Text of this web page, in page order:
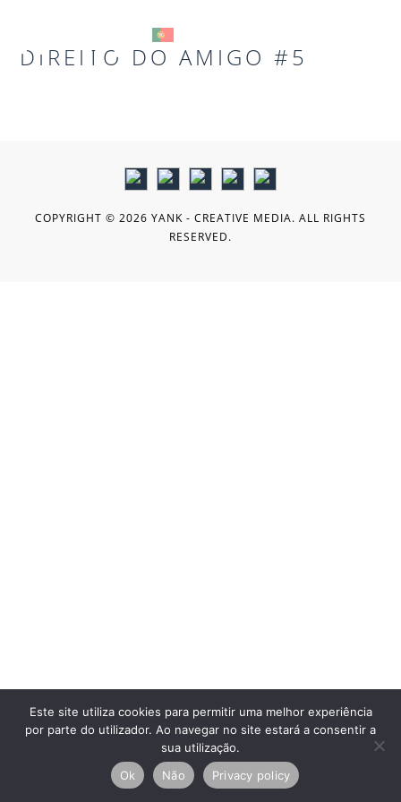
DIREITO DO AMIGO #5
COPYRIGHT © 2026 YANK - CREATIVE MEDIA. ALL RIGHTS
RESERVED.
Este site utiliza cookies para permitir uma melhor experiência
por parte do utilizador. Ao navegar no site estará a consentir a
sua utilização.
Ok
Não Privacy policy